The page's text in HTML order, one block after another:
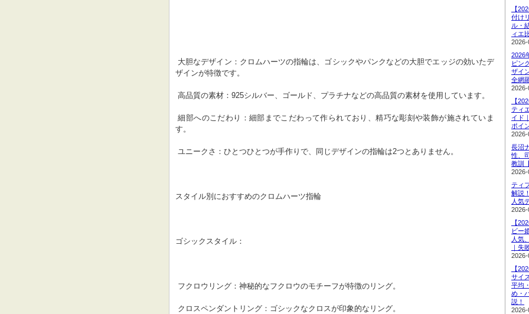
ザインが特徴です。
高品質の素材：925シルバー、ゴールド、プラチナなどの高品質の素材を使用しています。
細部へのこだわり：細部までこだわって作られており、精巧な彫刻や装飾が施されていま
す。
ユニークさ：ひとつひとつが手作りで、同じデザインの指輪は2つとありません。
スタイル別におすすめのクロムハーツ指輪
ゴシックスタイル：
フクロウリング：神秘的なフクロウのモチーフが特徴のリング。
クロスペンダントリング：ゴシックなクロスが印象的なリング。
【
付け
ル・
ィエ
2026-
2026
ピン
ザイ
全網
2026-
【
ティ
イド
ポイ
2026-
長沼
性、
教訓
2026-
ティ
解説
人気
2026-
【
ビー
人気
｜失
2026-
【
サイ
平均
め・
説！
2026-